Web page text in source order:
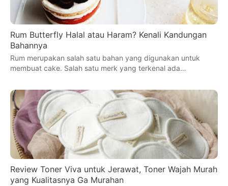
Rum Butterfly Halal atau Haram? Kenali Kandungan
Bahannya
Rum merupakan salah satu bahan yang digunakan untuk
membuat cake. Salah satu merk yang terkenal ada…
Review Toner Viva untuk Jerawat, Toner Wajah Murah
yang Kualitasnya Ga Murahan